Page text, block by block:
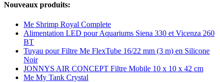
Nouveaux produits:
Me Shrimp Royal Complete
Alimentation LED pour Aquariums Siena 330 et Vicenza 260
BT
Tuyau pour Filtre Me FlexTube 16/22 mm (3 m) en Silicone
Noir
JONNYS AIR CONCEPT Filtre Mobile 10 x 10 x 42 cm
Me My Tank Crystal